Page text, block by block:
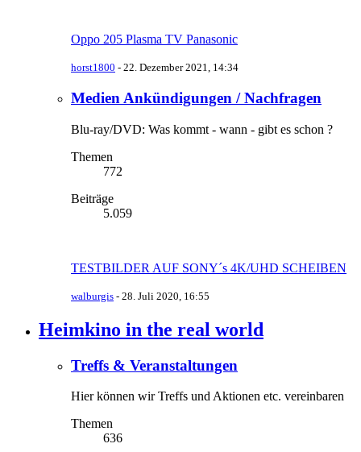
Oppo 205 Plasma TV Panasonic
horst1800 - 22. Dezember 2021, 14:34
Medien Ankündigungen / Nachfragen
Blu-ray/DVD: Was kommt - wann - gibt es schon ?
Themen
772
Beiträge
5.059
TESTBILDER AUF SONY´s 4K/UHD SCHEIBEN
walburgis - 28. Juli 2020, 16:55
Heimkino in the real world
Treffs & Veranstaltungen
Hier können wir Treffs und Aktionen etc. vereinbaren
Themen
636